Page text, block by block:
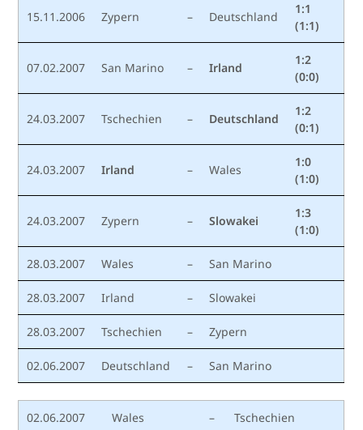
15.11.2006 Zypern – Deutschland
1:1
(1:1)
07.02.2007 San Marino – Irland
1:2
(0:0)
24.03.2007 Tschechien – Deutschland
1:2
(0:1)
24.03.2007 Irland – Wales
1:0
(1:0)
24.03.2007 Zypern – Slowakei
1:3
(1:0)
28.03.2007 Wales – San Marino
28.03.2007 Irland – Slowakei
28.03.2007 Tschechien – Zypern
02.06.2007 Deutschland – San Marino
02.06.2007 Wales – Tschechien